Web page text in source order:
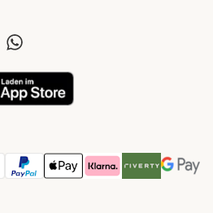
Payment Method
Club Payment Method
PayPal Payment Method
Apple Pay Payment Method
Klarna Payment Method
Riverty Payment
Google
Method